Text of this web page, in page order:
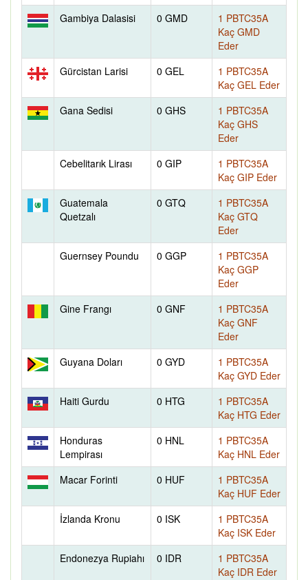
Gambiya Dalasisi
0 GMD
1 PBTC35A
Kaç GMD
Eder
Gürcistan Larisi
0 GEL
1 PBTC35A
Kaç GEL Eder
Gana Sedisi
0 GHS
1 PBTC35A
Kaç GHS
Eder
Cebelitarık Lirası
0 GIP
1 PBTC35A
Kaç GIP Eder
Guatemala
Quetzalı
0 GTQ
1 PBTC35A
Kaç GTQ
Eder
Guernsey Poundu
0 GGP
1 PBTC35A
Kaç GGP
Eder
Gine Frangı
0 GNF
1 PBTC35A
Kaç GNF
Eder
Guyana Doları
0 GYD
1 PBTC35A
Kaç GYD Eder
Haiti Gurdu
0 HTG
1 PBTC35A
Kaç HTG Eder
Honduras
Lempirası
0 HNL
1 PBTC35A
Kaç HNL Eder
Macar Forinti
0 HUF
1 PBTC35A
Kaç HUF Eder
İzlanda Kronu
0 ISK
1 PBTC35A
Kaç ISK Eder
Endonezya Rupiahı
0 IDR
1 PBTC35A
Kaç IDR Eder